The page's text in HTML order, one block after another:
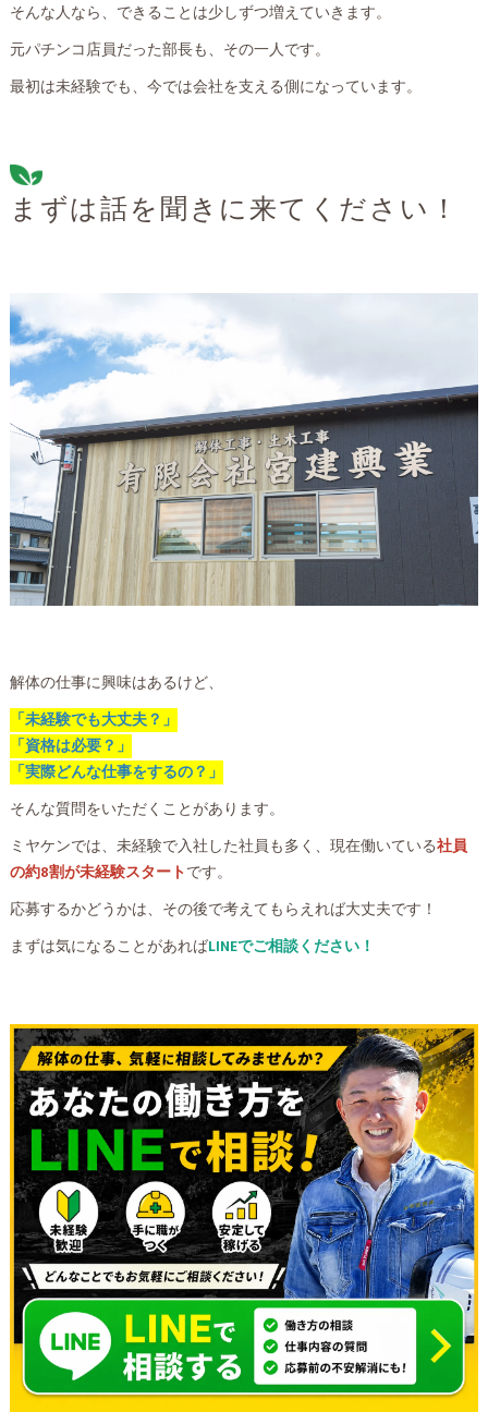
そんな人なら、できることは少しずつ増えていきます。
元パチンコ店員だった部長も、その一人です。
最初は未経験でも、今では会社を支える側になっています。
まずは話を聞きに来てください！
解体の仕事に興味はあるけど、
「未経験でも大丈夫？」
「資格は必要？」
「実際どんな仕事をするの？」
そんな質問をいただくことがあります。
ミヤケンでは、未経験で入社した社員も多く、現在働いている社員
の約8割が未経験スタートです。
応募するかどうかは、その後で考えてもらえれば大丈夫です！
まずは気になることがあればLINEでご相談ください！